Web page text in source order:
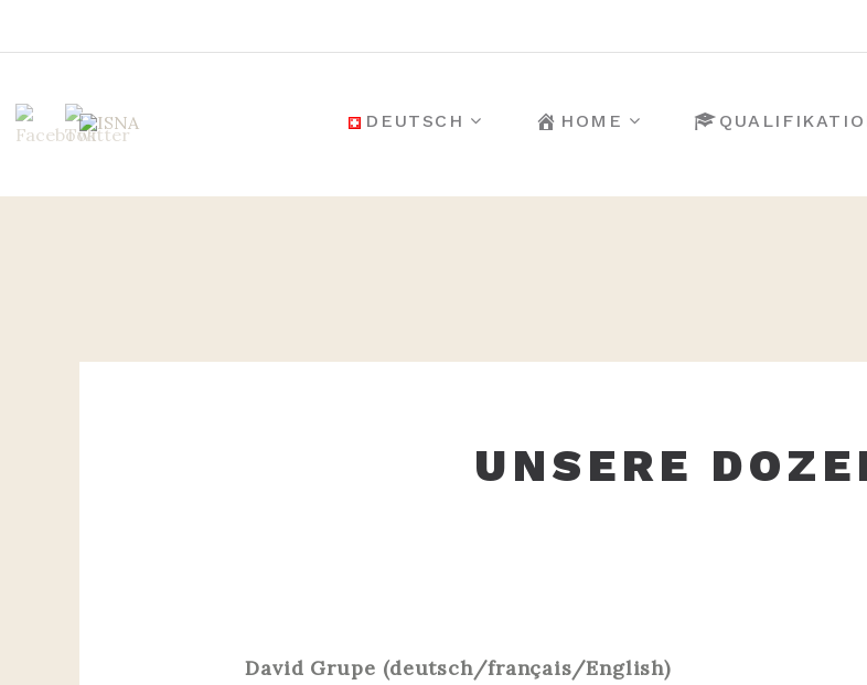
DEUTSCH HOME
UNSERE
David Grupe (deutsch/français/English)